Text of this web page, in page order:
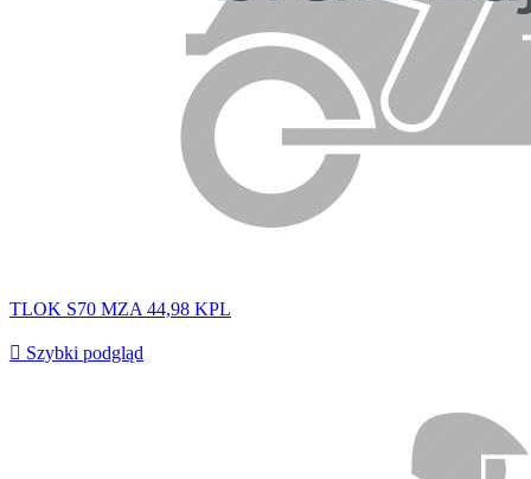
TLOK S70 MZA 44,98 KPL
 Szybki podgląd